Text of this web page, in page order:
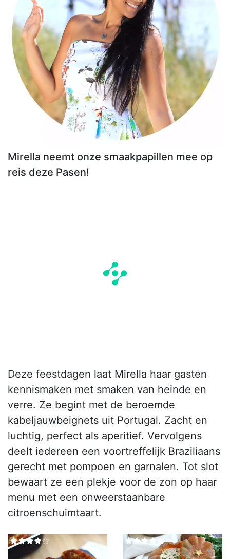
Mirella neemt onze smaakpapillen mee op
reis deze Pasen!
Deze feestdagen laat Mirella haar gasten
kennismaken met smaken van heinde en
verre. Ze begint met de beroemde
kabeljauwbeignets uit Portugal. Zacht en
luchtig, perfect als aperitief. Vervolgens
deelt iedereen een voortreffelijk Braziliaans
gerecht met pompoen en garnalen. Tot slot
bewaart ze een plekje voor de zon op haar
menu met een onweerstaanbare
citroenschuimtaart.